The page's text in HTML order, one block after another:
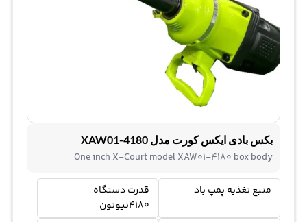
بکس بادی ایکس کورت مدل XAW01-4180
One inch X-Court model XAW01-4180 box body
منبع تغذیه پمپ باد
قدرت دستگاه
4180نیوتون